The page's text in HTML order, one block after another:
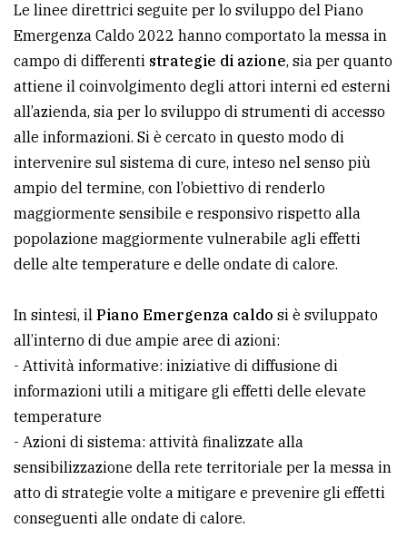
Le linee direttrici seguite per lo sviluppo del Piano
Emergenza Caldo 2022 hanno comportato la messa in
campo di differenti strategie di azione, sia per quanto
attiene il coinvolgimento degli attori interni ed esterni
all’azienda, sia per lo sviluppo di strumenti di accesso
alle informazioni. Si è cercato in questo modo di
intervenire sul sistema di cure, inteso nel senso più
ampio del termine, con l’obiettivo di renderlo
maggiormente sensibile e responsivo rispetto alla
popolazione maggiormente vulnerabile agli effetti
delle alte temperature e delle ondate di calore.
In sintesi, il Piano Emergenza caldo si è sviluppato
all’interno di due ampie aree di azioni:
- Attività informative: iniziative di diffusione di
informazioni utili a mitigare gli effetti delle elevate
temperature
- Azioni di sistema: attività finalizzate alla
sensibilizzazione della rete territoriale per la messa in
atto di strategie volte a mitigare e prevenire gli effetti
conseguenti alle ondate di calore.